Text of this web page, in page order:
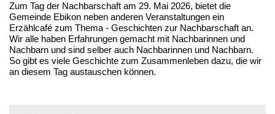
Zum Tag der Nachbarschaft am 29. Mai 2026, bietet die
Gemeinde Ebikon neben anderen Veranstaltungen ein
Erzählcafé zum Thema - Geschichten zur Nachbarschaft an.
Wir alle haben Erfahrungen gemacht mit Nachbarinnen und
Nachbarn und sind selber auch Nachbarinnen und Nachbarn.
So gibt es viele Geschichte zum Zusammenleben dazu, die wir
an diesem Tag austauschen können.